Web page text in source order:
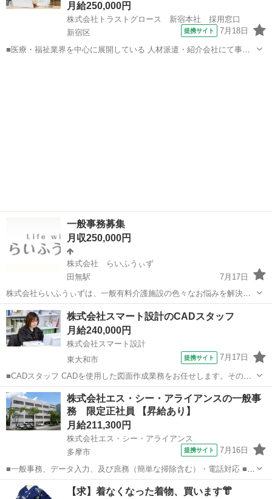
月給250,000円
株式会社トラストグロース 新宿本社 採用窓口
新宿区
提携サイト 7月18日
■医療・福祉業界を中心に展開している 人材派遣・紹介会社にて事務
一般事務募集
月収250,000円
株式会社 らいふうぃず
田無駅
7月17日
株式会社らいふうぃずは、一般有料介護施設の色々なお悩みを解決し
ていく会社で、現時点で都内240施設以上とのお取引をさせていただい
ています。この度、事業拡大に伴い事務職を募集します。電話対応、
エクセル、スプレッドシート等が出来...
東京 西東京市 田無駅 一般事務
株式会社スマート設計のCADスタッフ
月給240,000円
株式会社スマート設計
東大和市
提携サイト 7月17日
■CADスタッフ CADを使用した図面作成業務をお任せします。その
他、書類作成、パソコン操作、電話応対等 ※CADは「WingNeo」を使
用しています。 ■月給210,000円～300,000円 ※給与幅は経験・能力・
資格等...
東京 東大和市 一般事務
株式会社エス・シー・アライアンスの一般事
務 限定正社員 【昇給あり】
月給211,300円
株式会社エス・シー・アライアンス
多摩市
提携サイト 7月16日
■一般事務、データ入力、及び庶務（簡単な掃除含む）・電話対応 ■1
日6H：月給211,300円～ （基本給174,900円～＋固定残業代31,400円～
＋通信手当5,000円） 1日7H：月給240,400円～ （基本給20...
東京 一般事務
【求】着なくなった着物、買います👘